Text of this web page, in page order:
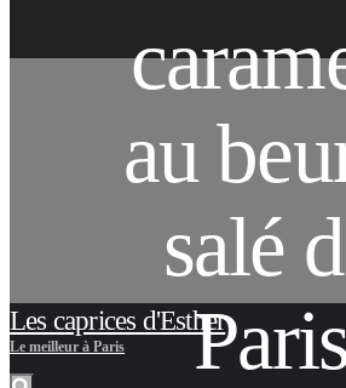
au
salé
Les caprices d'Esther
Le meilleur à Paris